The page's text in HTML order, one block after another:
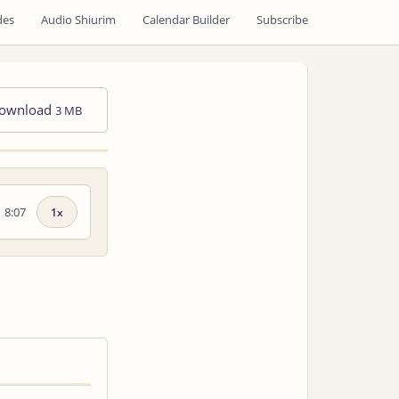
Audio Shiurim Calendar Builder Subscribe
3 MB
8:07
Playback